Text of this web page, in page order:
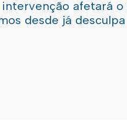
intervenção afetará
desde já